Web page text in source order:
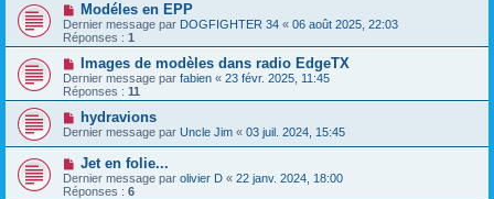
Modéles en EPP
Dernier message par DOGFIGHTER 34 « 06 août 2025, 22:03
Réponses : 1
Images de modèles dans radio EdgeTX
Dernier message par fabien « 23 févr. 2025, 11:45
Réponses : 11
hydravions
Dernier message par Uncle Jim « 03 juil. 2024, 15:45
Jet en folie...
Dernier message par olivier D « 22 janv. 2024, 18:00
Réponses : 6